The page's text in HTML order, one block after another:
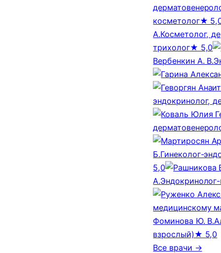
косметолог★
А.Косметолог,
трихолог★ 5,0
Вербенкин А. В.
эндокринолог,
Б.Гинеколог-
5,0
А.
медицинскому
Фоминова Ю. В.
взрослый) ★ 5,0
Все врачи →